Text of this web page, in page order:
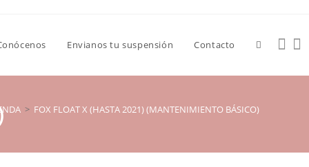
Envianos tu suspensión Contacto
> FOX FLOAT X (HASTA 2021) (MANTENIMIENTO BÁSICO)